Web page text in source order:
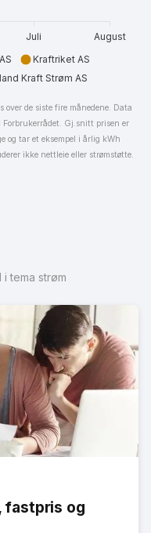
Juli August
Kraftriket AS
Kraft Strøm AS
de siste fire månedene. Data
Gj.snitt prisen er
og tar et eksempel i årlig kWh
ikke nettleie eller strømstøtte.
tema strøm
fastpris og